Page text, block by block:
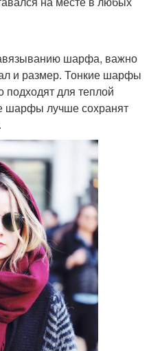
шарфа, важно
и размер. Тонкие шарфы
подходят для теплой
шарфы лучше сохранят